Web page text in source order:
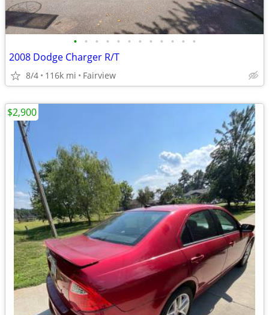
• • • • • • • • • • • •
2008 Dodge Charger R/T
8/4 116k mi Fairview
$2,900